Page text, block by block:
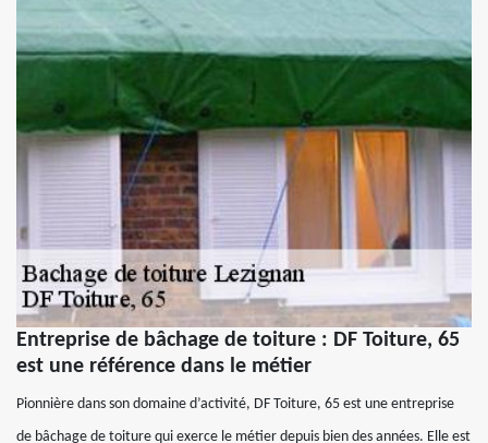
Entreprise de bâchage de toiture : DF Toiture, 65
est une référence dans le métier
Pionnière dans son domaine d’activité, DF Toiture, 65 est une entreprise
de bâchage de toiture qui exerce le métier depuis bien des années. Elle est